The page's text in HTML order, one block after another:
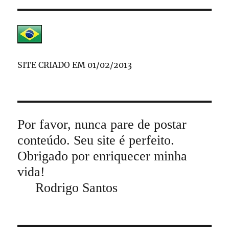
SITE CRIADO EM 01/02/2013
Por favor, nunca pare de postar
conteúdo. Seu site é perfeito.
Obrigado por enriquecer minha
vida!
Rodrigo Santos